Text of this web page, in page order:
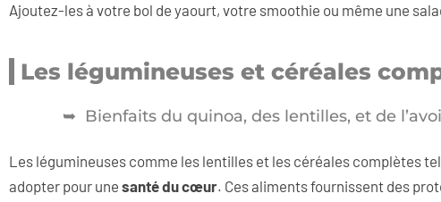
Ajoutez-les à votre bol de yaourt, votre smoothie ou même une
Les légumineuses et céréales
Bienfaits du quinoa, des lentilles, et de
Les légumineuses comme les lentilles et les céréales complètes
adopter pour une santé du cœur. Ces aliments fournissent des